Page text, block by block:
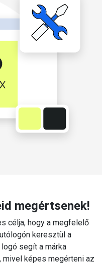
megértsenek!
célja, hogy a megfelelő
keresztül a
segít a márka
képes megérteni az